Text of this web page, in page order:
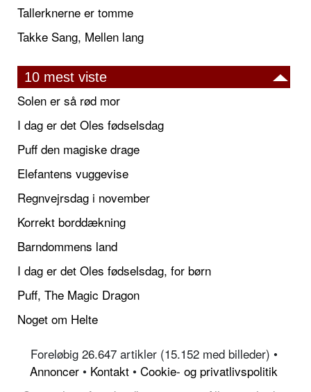
Tallerknerne er tomme
Takke Sang, Mellen lang
10 mest viste
Solen er så rød mor
I dag er det Oles fødselsdag
Puff den magiske drage
Elefantens vuggevise
Regnvejrsdag i november
Korrekt borddækning
Barndommens land
I dag er det Oles fødselsdag, for børn
Puff, The Magic Dragon
Noget om Helte
Foreløbig 26.647 artikler (15.152 med billeder) •
Annoncer • Kontakt • Cookie- og privatlivspolitik